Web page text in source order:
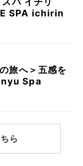
SPA ichirin
旅へ＞五感を
Spa
ら